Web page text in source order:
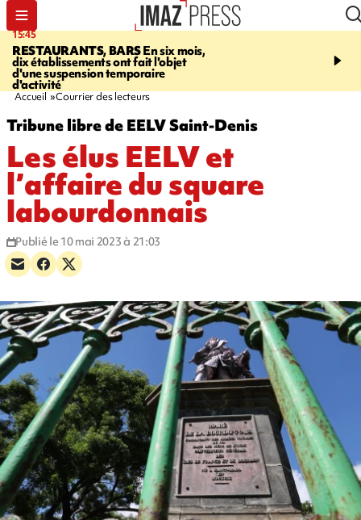
15:45
RESTAURANTS, BARSEn six mois,
dix établissements ont fait l'objet
d'une suspension temporaire
d'activité
17:17
Angeles, un homme vit
Accueil Courrier des lecteurs
Tribune libre de EELV Saint-Denis
Les élus EELV et
l’affaire du square
labourdonnais
Publié le 10 mai 2023 à 21:03